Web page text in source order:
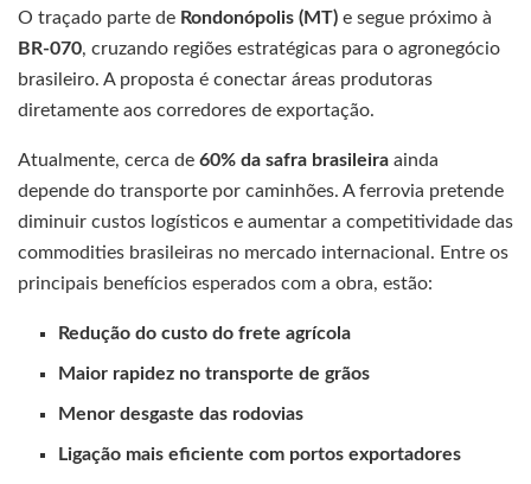
O traçado parte de Rondonópolis (MT) e segue próximo à
BR-070, cruzando regiões estratégicas para o agronegócio
brasileiro. A proposta é conectar áreas produtoras
diretamente aos corredores de exportação.
Atualmente, cerca de 60% da safra brasileira ainda
depende do transporte por caminhões. A ferrovia pretende
diminuir custos logísticos e aumentar a competitividade das
commodities brasileiras no mercado internacional. Entre os
principais benefícios esperados com a obra, estão:
Redução do custo do frete agrícola
Maior rapidez no transporte de grãos
Menor desgaste das rodovias
Ligação mais eficiente com portos exportadores